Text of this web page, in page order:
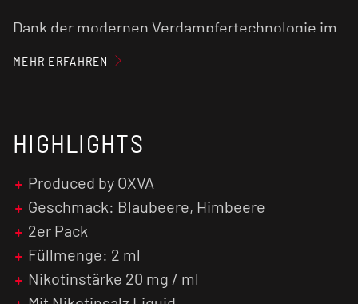
Dank der modernen Verdampfertechnologie im
vom ersten bis zum letzten Zug absolut
einsetzen und über die sensible Zugautomatik
Einstellungen. Wer eine erfrischende und
fruchtig-intensive Sorte für den Alltag sucht
und die OXVA SlimStick Blueberry Sour
Raspberry kaufen möchte, findet hier die
perfekte Wahl.
Sichern Sie sich dieses praktische Doppelpack,
MEHR ERFAHREN
HIGHLIGHTS
Produced by OXVA
Geschmack: Blaubeere, Himbeere
2er Pack
Füllmenge: 2 ml
Nikotinstärke 20 mg / ml